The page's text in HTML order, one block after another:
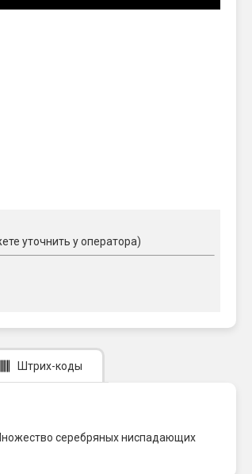
уточнить у оператора)
Штрих-коды
серебряных ниспадающих